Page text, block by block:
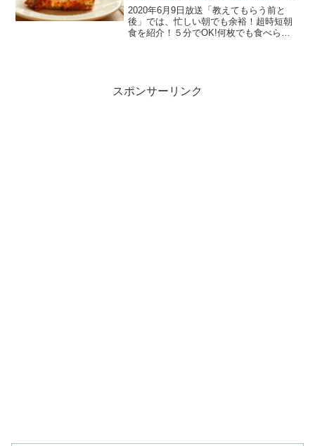
(2020.6.9)
2020年6月9日放送「教えてもらう前と
後」では、忙しい朝でも余裕！超時短朝
食を紹介！５分でOK!何枚でも食べられ
スポンサーリンク